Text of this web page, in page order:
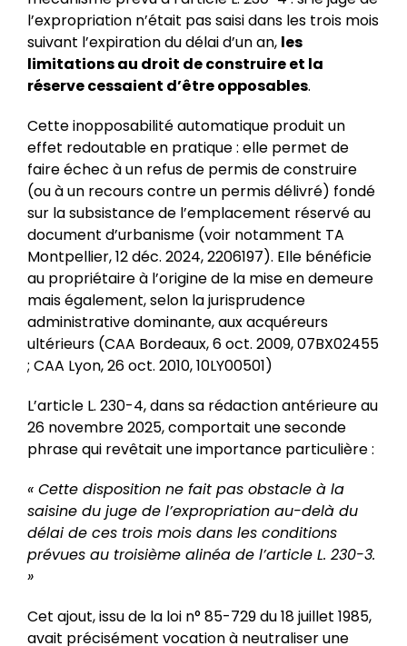
l’expropriation n’était pas saisi dans les trois mois
suivant l’expiration du délai d’un an, les
limitations au droit de construire et la
réserve cessaient d’être opposables.
Cette inopposabilité automatique produit un
effet redoutable en pratique : elle permet de
faire échec à un refus de permis de construire
(ou à un recours contre un permis délivré) fondé
sur la subsistance de l’emplacement réservé au
document d’urbanisme (voir notamment TA
Montpellier, 12 déc. 2024, 2206197). Elle bénéficie
au propriétaire à l’origine de la mise en demeure
mais également, selon la jurisprudence
administrative dominante, aux acquéreurs
ultérieurs (CAA Bordeaux, 6 oct. 2009, 07BX02455
; CAA Lyon, 26 oct. 2010, 10LY00501)
L’article L. 230-4, dans sa rédaction antérieure au
26 novembre 2025, comportait une seconde
phrase qui revêtait une importance particulière :
« Cette disposition ne fait pas obstacle à la
saisine du juge de l’expropriation au-delà du
délai de ces trois mois dans les conditions
prévues au troisième alinéa de l’article L. 230-3.
»
Cet ajout, issu de la loi n° 85-729 du 18 juillet 1985,
avait précisément vocation à neutraliser une